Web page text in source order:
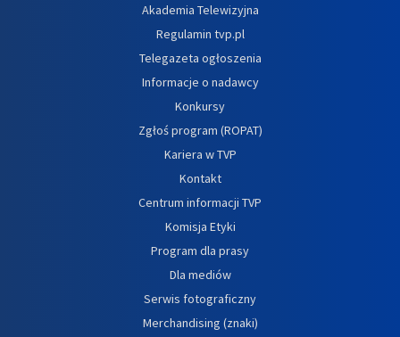
Akademia Telewizyjna
Regulamin tvp.pl
Telegazeta ogłoszenia
Informacje o nadawcy
Konkursy
Zgłoś program (ROPAT)
Kariera w TVP
Kontakt
Centrum informacji TVP
Komisja Etyki
Program dla prasy
Dla mediów
Serwis fotograficzny
Merchandising (znaki)